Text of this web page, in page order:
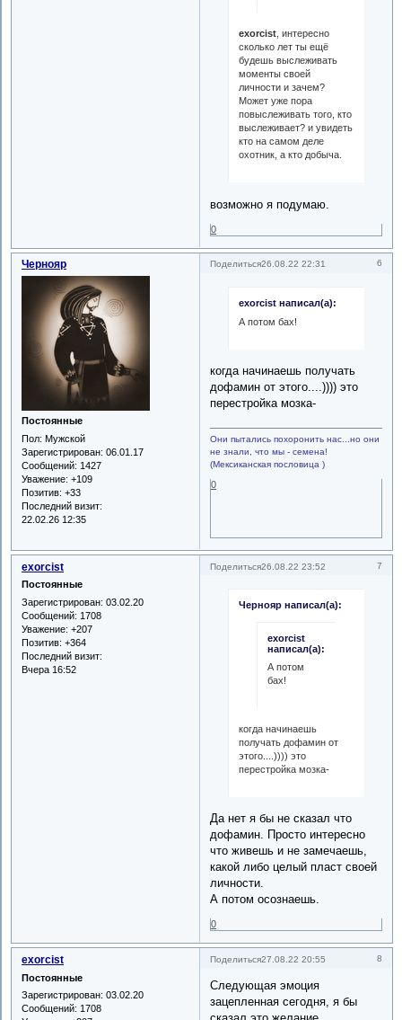
exorcist, интересно
сколько лет ты ещё
будешь выслеживать
моменты своей
личности и зачем?
Может уже пора
повыслеживать того, кто
выслеживает? и увидеть
кто на самом деле
охотник, а кто добыча.
возможно я подумаю.
0
Поделиться 6
26.08.22 22:31
Чернояр
Постоянные
Пол: Мужской
Зарегистрирован: 06.01.17
Сообщений: 1427
Уважение: +109
Позитив: +33
Последний визит:
22.02.26 12:35
exorcist написал(а):
А потом бах!
когда начинаешь получать
дофамин от этого....)))) это
перестройка мозка-
Они пытались похоронить нас...но они
не знали, что мы - семена!
(Мексиканская пословица )
0
Поделиться 7
26.08.22 23:52
exorcist
Постоянные
Зарегистрирован: 03.02.20
Сообщений: 1708
Уважение: +207
Позитив: +364
Последний визит:
Вчера 16:52
Чернояр написал(а):
exorcist
написал(а):
А потом
бах!
когда начинаешь
получать дофамин от
этого....)))) это
перестройка мозка-
Да нет я бы не сказал что
дофамин. Просто интересно
что живешь и не замечаешь,
какой либо целый пласт своей
личности.
А потом осознаешь.
0
Поделиться 8
27.08.22 20:55
exorcist
Постоянные
Зарегистрирован: 03.02.20
Сообщений: 1708
Следующая эмоция
зацепленная сегодня, я бы